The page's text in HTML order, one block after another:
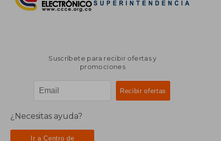
Suscríbete para recibir ofertas y
promociones
¿Necesitas ayuda?
Ir a Centro de